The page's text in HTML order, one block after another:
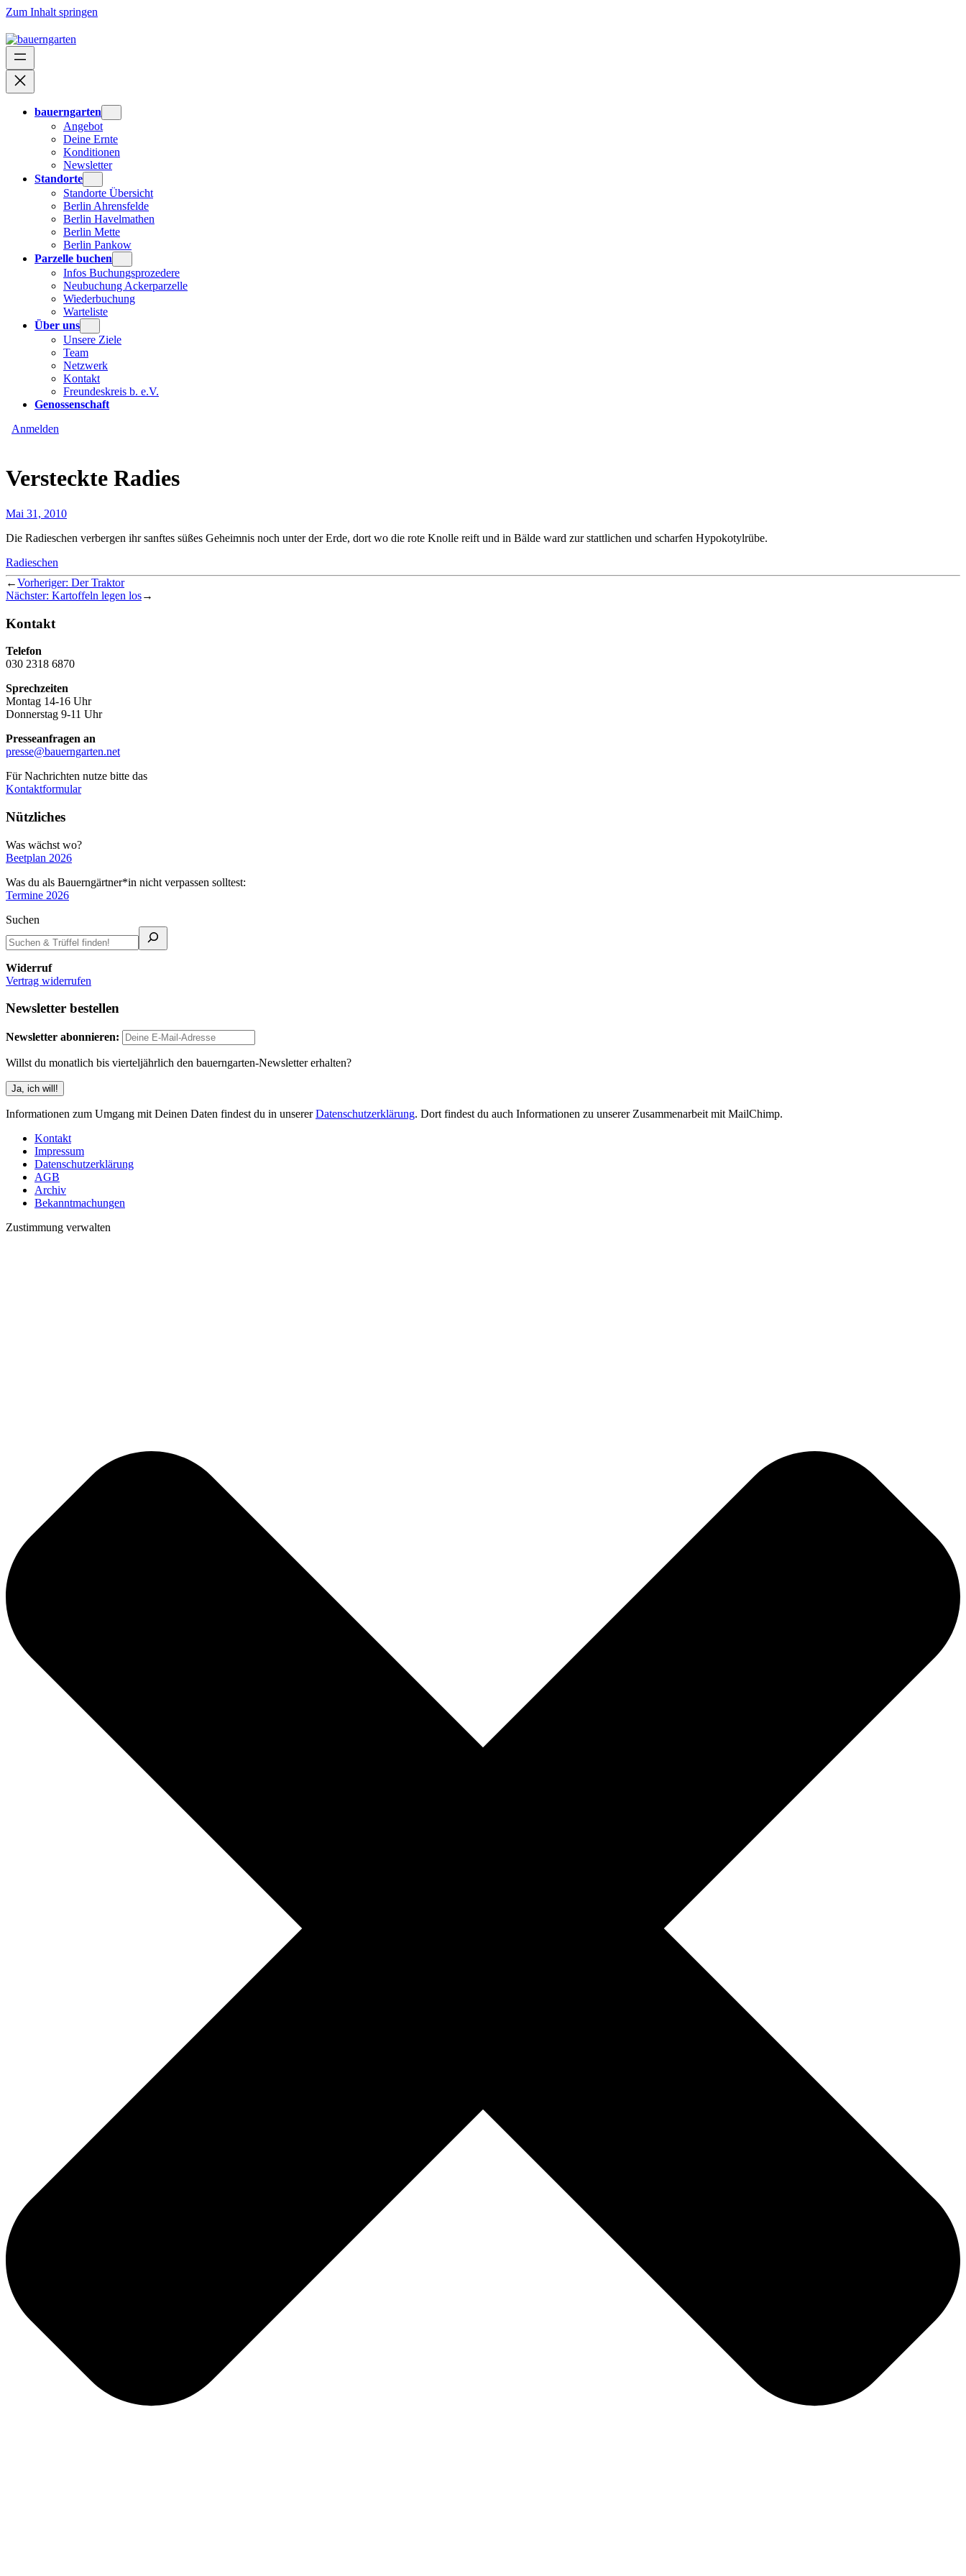
Zum Inhalt springen
bauerngarten
Angebot
Deine Ernte
Konditionen
Newsletter
Standorte
Standorte Übersicht
Berlin Ahrensfelde
Berlin Havelmathen
Berlin Mette
Berlin Pankow
Parzelle buchen
Infos Buchungsprozedere
Neubuchung Ackerparzelle
Wiederbuchung
Warteliste
Über uns
Unsere Ziele
Team
Netzwerk
Kontakt
Freundeskreis b. e.V.
Genossenschaft
Anmelden
Versteckte Radies
Mai 31, 2010
Die Radieschen verbergen ihr sanftes süßes Geheimnis noch unter der Erde, dort wo die rote Knolle reift und in Bälde ward zur stattlichen und scharfen Hypokotylrübe.
Radieschen
←Vorheriger: Der Traktor
Nächster: Kartoffeln legen los→
Kontakt
Telefon
030 2318 6870
Sprechzeiten
Montag 14-16 Uhr
Donnerstag 9-11 Uhr
Presseanfragen an
presse@bauerngarten.net
Für Nachrichten nutze bitte das
Kontaktformular
Nützliches
Was wächst wo?
Beetplan 2026
Was du als Bauerngärtner*in nicht verpassen solltest:
Termine 2026
Suchen
Widerruf
Vertrag widerrufen
Newsletter bestellen
Newsletter abonnieren:
Willst du monatlich bis vierteljährlich den bauerngarten-Newsletter erhalten?
Informationen zum Umgang mit Deinen Daten findest du in unsererDatenschutzerklärung. Dort findest du auch Informationen zu unserer Zusammenarbeit mit MailChimp.
Kontakt
Impressum
Datenschutzerklärung
AGB
Archiv
Bekanntmachungen
Zustimmung verwalten